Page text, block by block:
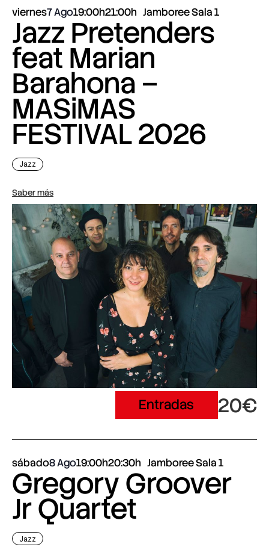
viernes7 Ago19:00h21:00h Jamboree Sala 1
Jazz Pretenders
feat Marian
Barahona –
MASiMAS
FESTIVAL 2026
Jazz
Saber más
Entradas 20€
sábado8 Ago19:00h20:30h Jamboree Sala 1
Gregory Groover
Jr Quartet
Jazz